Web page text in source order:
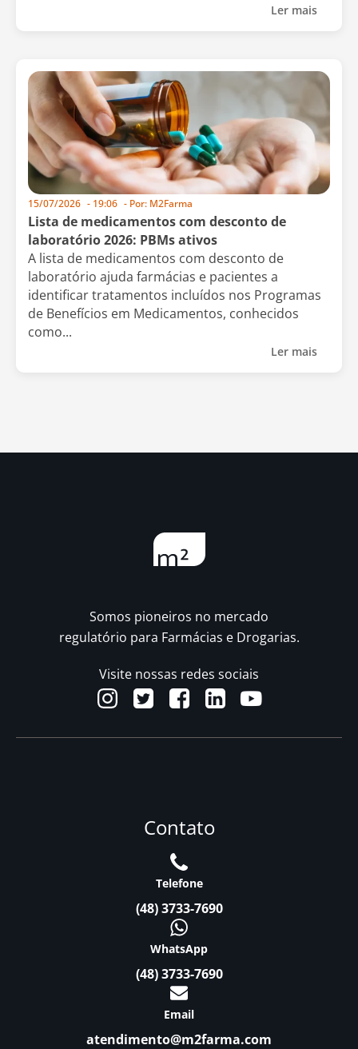
Ler mais
15/07/2026 - 19:06 - Por: M2Farma
Lista de medicamentos com desconto de
laboratório 2026: PBMs ativos
A lista de medicamentos com desconto de
laboratório ajuda farmácias e pacientes a
identificar tratamentos incluídos nos Programas
de Benefícios em Medicamentos, conhecidos
como...
Ler mais
Somos pioneiros no mercado
regulatório para Farmácias e Drogarias.
Visite nossas redes sociais
Contato
Telefone
(48) 3733-7690
WhatsApp
(48) 3733-7690
Email
atendimento@m2farma.com